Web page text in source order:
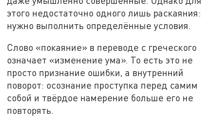
этого недостаточно одного лишь раскаяния:
нужно выполнить определённые условия.
Слово «покаяние» в переводе с греческого
означает «изменение ума». То есть это не
просто признание ошибки, а внутренний
поворот: осознание проступка перед самим
собой и твёрдое намерение больше его не
повторять.